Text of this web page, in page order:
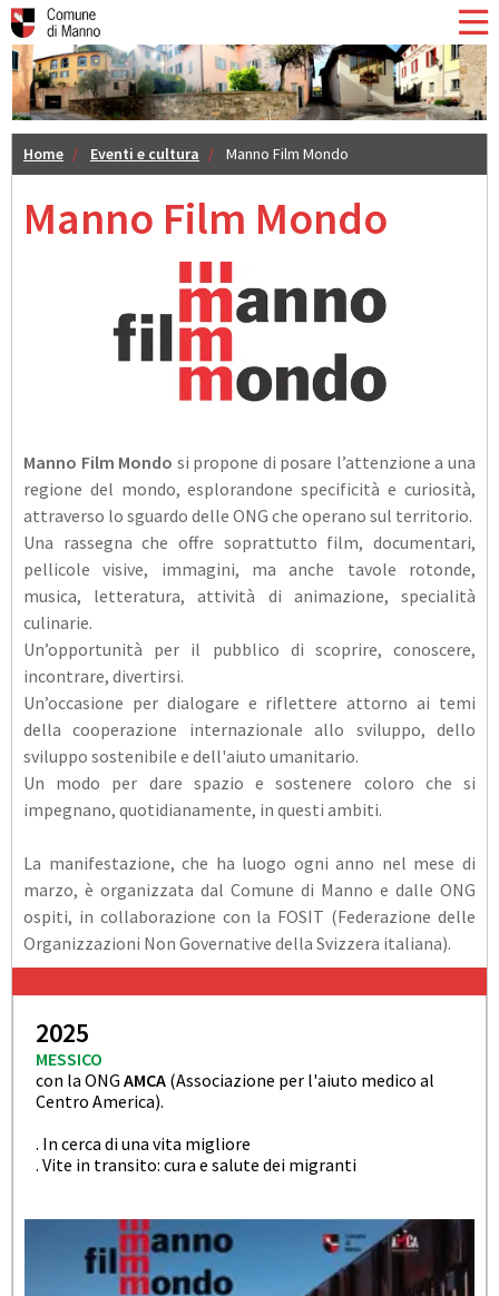
Home Eventi e cultura Manno Film Mondo
Manno Film Mondo
Manno Film Mondo si propone di posare l’attenzione a una
regione del mondo, esplorandone specificità e curiosità,
attraverso lo sguardo delle ONG che operano sul territorio.
Una rassegna che offre soprattutto film, documentari,
pellicole visive, immagini, ma anche tavole rotonde,
musica, letteratura, attività di animazione, specialità
culinarie.
Un’opportunità per il pubblico di scoprire, conoscere,
incontrare, divertirsi.
Un’occasione per dialogare e riflettere attorno ai temi
della cooperazione internazionale allo sviluppo, dello
sviluppo sostenibile e dell'aiuto umanitario.
Un modo per dare spazio e sostenere coloro che si
impegnano, quotidianamente, in questi ambiti.
La manifestazione, che ha luogo ogni anno nel mese di
marzo, è organizzata dal Comune di Manno e dalle ONG
ospiti, in collaborazione con la FOSIT (Federazione delle
Organizzazioni Non Governative della Svizzera italiana).
2025
MESSICO
con la ONG AMCA (Associazione per l'aiuto medico al
Centro America).
. In cerca di una vita migliore
. Vite in transito: cura e salute dei migranti